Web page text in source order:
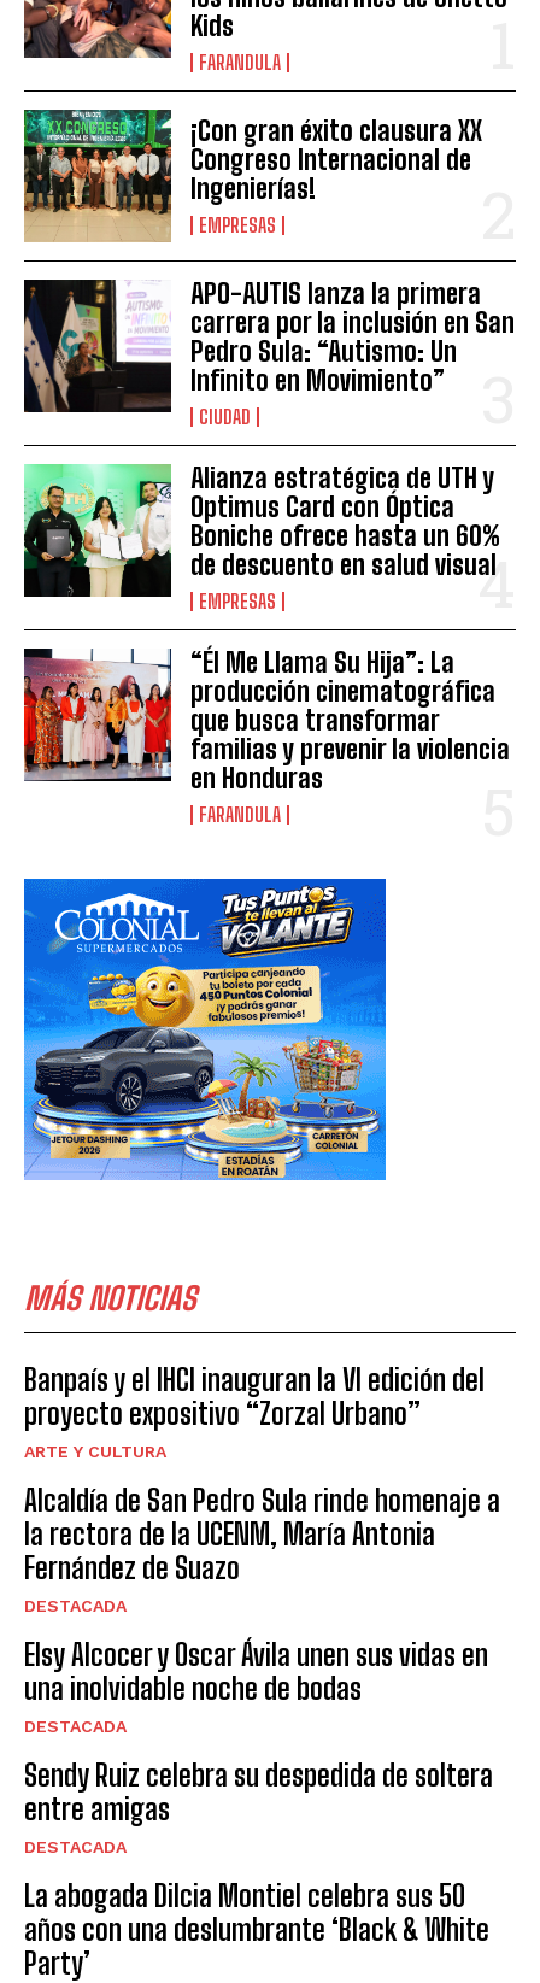
Kids
FARANDULA
¡Con gran éxito clausura XX
Congreso Internacional de
Ingenierías!
EMPRESAS
APO-AUTIS lanza la primera
carrera por la inclusión en San
Pedro Sula: “Autismo: Un
Infinito en Movimiento”
CIUDAD
Alianza estratégica de UTH y
Optimus Card con Óptica
Boniche ofrece hasta un 60%
de descuento en salud visual
EMPRESAS
“Él Me Llama Su Hija”: La
producción cinematográfica
que busca transformar
familias y prevenir la violencia
en Honduras
FARANDULA
MÁS NOTICIAS
Banpaís y el IHCI inauguran la VI edición del
proyecto expositivo “Zorzal Urbano”
ARTE Y CULTURA
Alcaldía de San Pedro Sula rinde homenaje a
la rectora de la UCENM, María Antonia
Fernández de Suazo
DESTACADA
Elsy Alcocer y Oscar Ávila unen sus vidas en
una inolvidable noche de bodas
DESTACADA
Sendy Ruiz celebra su despedida de soltera
entre amigas
DESTACADA
La abogada Dilcia Montiel celebra sus 50
años con una deslumbrante ‘Black & White
Party’